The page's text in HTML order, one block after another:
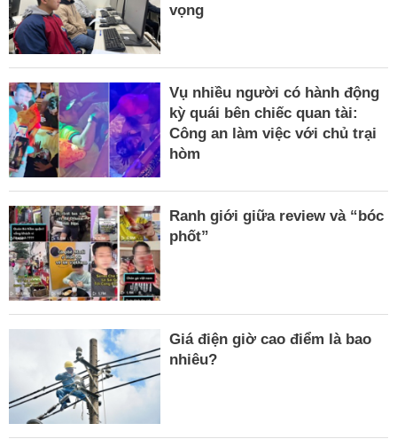
vọng
Vụ nhiều người có hành động
kỳ quái bên chiếc quan tài:
Công an làm việc với chủ trại
hòm
Ranh giới giữa review và “bóc
phốt”
Giá điện giờ cao điểm là bao
nhiêu?